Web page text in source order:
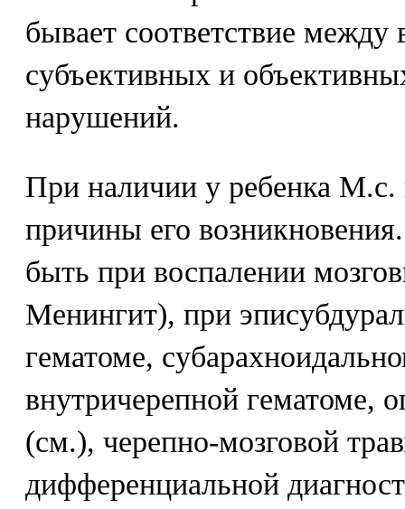
бывает соответствие
субъективных и
нарушений.
При наличии у ребенка М.с.
причины его
быть при воспалении
Менингит), при
гематоме,
внутричерепной гематоме,
(см.), черепно-мозговой
дифференциальной